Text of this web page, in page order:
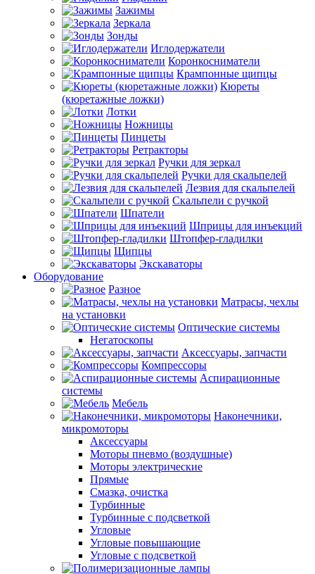
Зажимы
Зеркала
Зонды
Иглодержатели
Коронкосниматели
Крампонные щипцы
Кюреты
(кюретажные ложки)
Лотки
Ножницы
Пинцеты
Ретракторы
Ручки для зеркал
Ручки для скальпелей
Лезвия для скальпелей
Скальпели с ручкой
Шпатели
Шприцы для инъекций
Штопфер-гладилки
Щипцы
Экскаваторы
Оборудование
Разное
Матрасы, чехлы
на установки
Оптические системы
Негатоскопы
Аксессуары, запчасти
Компрессоры
Аспирационные
системы
Мебель
Наконечники,
микромоторы
Аксессуары
Моторы пневмо (воздушные)
Моторы электрические
Прямые
Смазка, очистка
Турбинные
Турбинные с подсветкой
Угловые
Угловые повышающие
Угловые с подсветкой